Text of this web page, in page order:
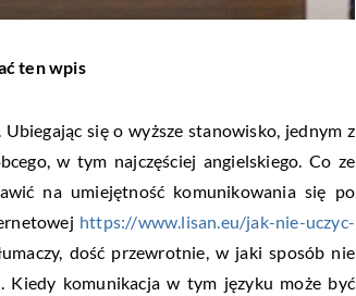
ten wpis
się o wyższe stanowisko, jednym z
w tym najczęściej angielskiego. Co ze
na umiejętność komunikowania się po
https://www.lisan.eu/jak-nie-uczyc-
dość przewrotnie, w jaki sposób nie
Kiedy komunikacja w tym języku może być